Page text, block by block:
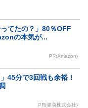
てたの？」80％OFF
の本気が...
PR(Amazon)
45分で3回戦も余裕！
PR(健商株式会社)